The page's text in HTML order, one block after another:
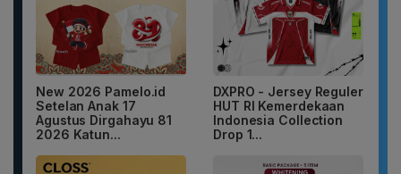
New 2026 Pamelo.id
Setelan Anak 17
Agustus Dirgahayu 81
2026 Katun...
DXPRO - Jersey Reguler
HUT RI Kemerdekaan
Indonesia Collection
Drop 1...